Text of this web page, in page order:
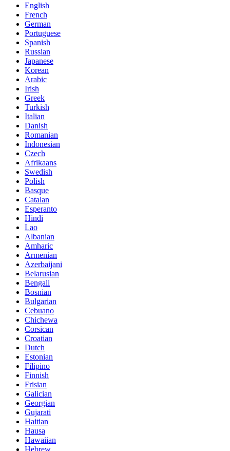
English
French
German
Portuguese
Spanish
Russian
Japanese
Korean
Arabic
Irish
Greek
Turkish
Italian
Danish
Romanian
Indonesian
Czech
Afrikaans
Swedish
Polish
Basque
Catalan
Esperanto
Hindi
Lao
Albanian
Amharic
Armenian
Azerbaijani
Belarusian
Bengali
Bosnian
Bulgarian
Cebuano
Chichewa
Corsican
Croatian
Dutch
Estonian
Filipino
Finnish
Frisian
Galician
Georgian
Gujarati
Haitian
Hausa
Hawaiian
Hebrew